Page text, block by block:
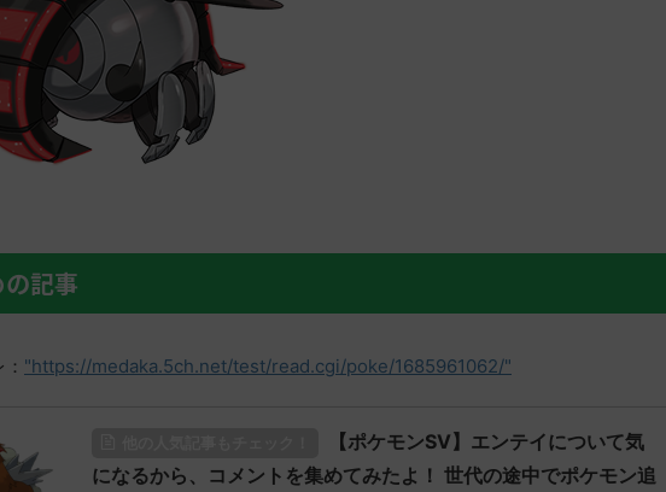
記事
"https://medaka.5ch.net/test/read.cgi/poke/1685961062/"
【ポケモンSV】エンテイについて気
になるから、コメントを集めてみたよ！ 世代の途中でポケモン追